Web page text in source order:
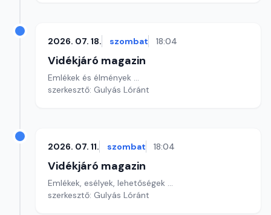
2026. 07. 18. szombat 18:04
Vidékjáró magazin
Emlékek és élmények ...
szerkesztő: Gulyás Lóránt
2026. 07. 11. szombat 18:04
Vidékjáró magazin
Emlékek, esélyek, lehetőségek ...
szerkesztő: Gulyás Lóránt